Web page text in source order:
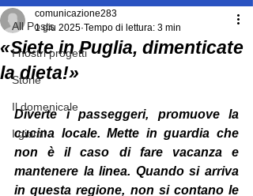
All Posts
I nostri progetti
Storie
Il domenicale
I giorni
«Siete in Puglia, dimenticate
la dieta!»
comunicazione283
1 giu 2025 Tempo di lettura: 3 min
Diverte i passeggeri, promuove la
cucina locale. Mette in guardia che
non è il caso di fare vacanza e
mantenere la linea. Quando si arriva
in questa regione, non si contano le